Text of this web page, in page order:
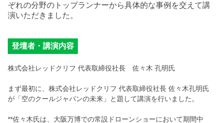
ぞれの分野のトップランナーから具体的な事例を交えて講
演いただきました。
登壇者・講演内容
株式会社レッドクリフ 代表取締役社長 佐々木 孔明氏
まず最初に、株式会社レッドクリフ 代表取締役社長 佐々木孔明氏
が「空のクールジャパンの未来」と題して講演を行いました。
**佐々木氏は、大阪万博での常設ドローンショーにおいて期間中